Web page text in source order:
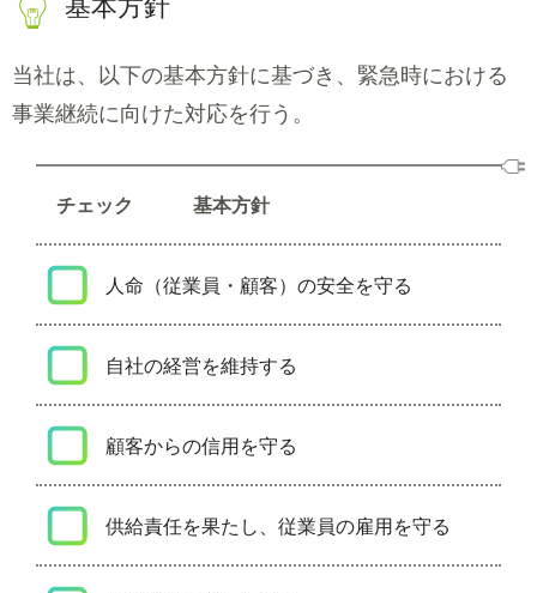
当社は、以下の基本方針に基づき、緊急時における
事業継続に向けた対応を行う。
チェック 基本方針
人命（従業員・顧客）の安全を守る
自社の経営を維持する
顧客からの信用を守る
供給責任を果たし、従業員の雇用を守る